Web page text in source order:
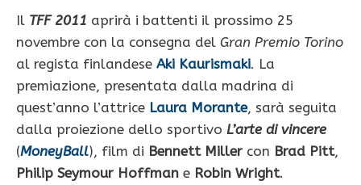
Il TFF 2011 aprirà i battenti il prossimo 25
novembre con la consegna del Gran Premio Torino
al regista finlandese Aki Kaurismaki. La
premiazione, presentata dalla madrina di
quest’anno l’attrice Laura Morante, sarà seguita
dalla proiezione dello sportivo L’arte di vincere
(MoneyBall), film di Bennett Miller con Brad Pitt,
Philip Seymour Hoffman e Robin Wright.